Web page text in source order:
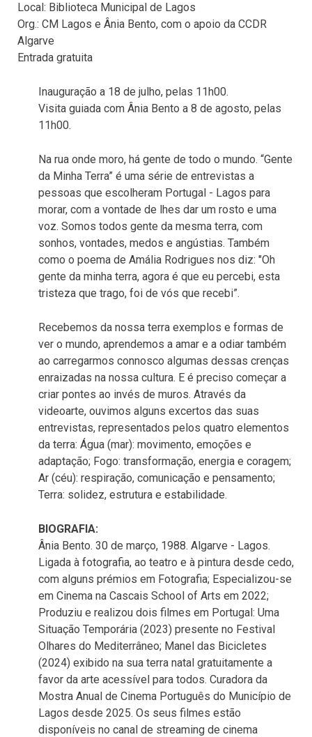
Local: Biblioteca Municipal de Lagos
Org.: CM Lagos e Ânia Bento, com o apoio da CCDR
Algarve
Entrada gratuita
Inauguração a 18 de julho, pelas 11h00.
Visita guiada com Ânia Bento a 8 de agosto, pelas
11h00.
Na rua onde moro, há gente de todo o mundo. “Gente
da Minha Terra” é uma série de entrevistas a
pessoas que escolheram Portugal - Lagos para
morar, com a vontade de lhes dar um rosto e uma
voz. Somos todos gente da mesma terra, com
sonhos, vontades, medos e angústias. Também
como o poema de Amália Rodrigues nos diz: "Oh
gente da minha terra, agora é que eu percebi, esta
tristeza que trago, foi de vós que recebi”.
Recebemos da nossa terra exemplos e formas de
ver o mundo, aprendemos a amar e a odiar também
ao carregarmos connosco algumas dessas crenças
enraizadas na nossa cultura. E é preciso começar a
criar pontes ao invés de muros. Através da
videoarte, ouvimos alguns excertos das suas
entrevistas, representados pelos quatro elementos
da terra: Água (mar): movimento, emoções e
adaptação; Fogo: transformação, energia e coragem;
Ar (céu): respiração, comunicação e pensamento;
Terra: solidez, estrutura e estabilidade.
BIOGRAFIA:
Ânia Bento. 30 de março, 1988. Algarve - Lagos.
Ligada à fotografia, ao teatro e à pintura desde cedo,
com alguns prémios em Fotografia; Especializou-se
em Cinema na Cascais School of Arts em 2022;
Produziu e realizou dois filmes em Portugal: Uma
Situação Temporária (2023) presente no Festival
Olhares do Mediterrâneo; Manel das Bicicletes
(2024) exibido na sua terra natal gratuitamente a
favor da arte acessível para todos. Curadora da
Mostra Anual de Cinema Português do Município de
Lagos desde 2025. Os seus filmes estão
disponíveis no canal de streaming de cinema